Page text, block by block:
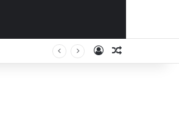
Connexion
Article